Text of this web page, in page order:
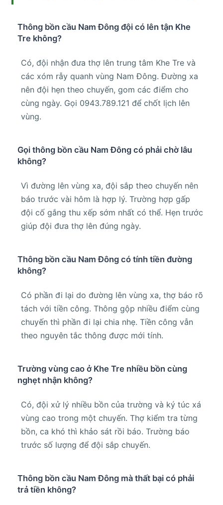
Thông bồn cầu Nam Đông đội có lên tận Khe
Tre không?
Có, đội nhận đưa thợ lên trung tâm Khe Tre và
các xóm rẫy quanh vùng Nam Đông. Đường xa
nên đội hẹn theo chuyến, gom các điểm cho
cùng ngày. Gọi 0943.789.121 để chốt lịch lên
vùng.
Gọi thông bồn cầu Nam Đông có phải chờ lâu
không?
Vì đường lên vùng xa, đội sắp theo chuyến nên
báo trước vài hôm là hợp lý. Trường hợp gấp
đội cố gắng thu xếp sớm nhất có thể. Hẹn trước
giúp đội đưa thợ lên đúng ngày.
Thông bồn cầu Nam Đông có tính tiền đường
không?
Có phần đi lại do đường lên vùng xa, thợ báo rõ
tách với tiền công. Thông gộp nhiều điểm cùng
chuyến thì phần đi lại chia nhẹ. Tiền công vẫn
theo nguyên tắc thông được mới tính.
Trường vùng cao ở Khe Tre nhiều bồn cùng
nghẹt nhận không?
Có, đội xử lý nhiều bồn của trường và ký túc xá
vùng cao trong một chuyến. Thợ kiểm tra từng
bồn, ca khó thì khảo sát rồi báo. Trường báo
trước số lượng để đội sắp chuyến.
Thông bồn cầu Nam Đông mà thất bại có phải
trả tiền không?